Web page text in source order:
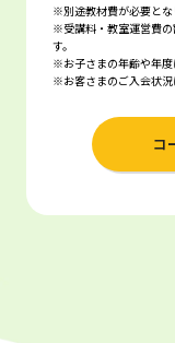
※別途教材費が必要とな
※受講料・教室運営費
す。
※お子さまの年齢や年度
※お客さまのご入会状況
コ